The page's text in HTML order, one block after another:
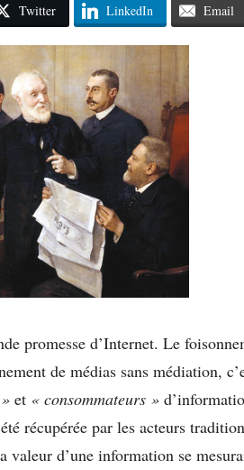
Twitter LinkedIn Email
promesse d’Internet. Le
de médias sans médiation,
et « consommateurs »
récupérée par les acteurs
valeur d’une information se